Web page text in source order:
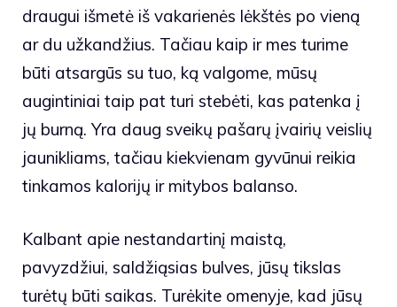
draugui išmetė iš vakarienės lėkštės po vieną
ar du užkandžius. Tačiau kaip ir mes turime
būti atsargūs su tuo, ką valgome, mūsų
augintiniai taip pat turi stebėti, kas patenka į
jų burną. Yra daug sveikų pašarų įvairių veislių
jaunikliams, tačiau kiekvienam gyvūnui reikia
tinkamos kalorijų ir mitybos balanso.
Kalbant apie nestandartinį maistą,
pavyzdžiui, saldžiąsias bulves, jūsų tikslas
turėtų būti saikas. Turėkite omenyje, kad jūsų